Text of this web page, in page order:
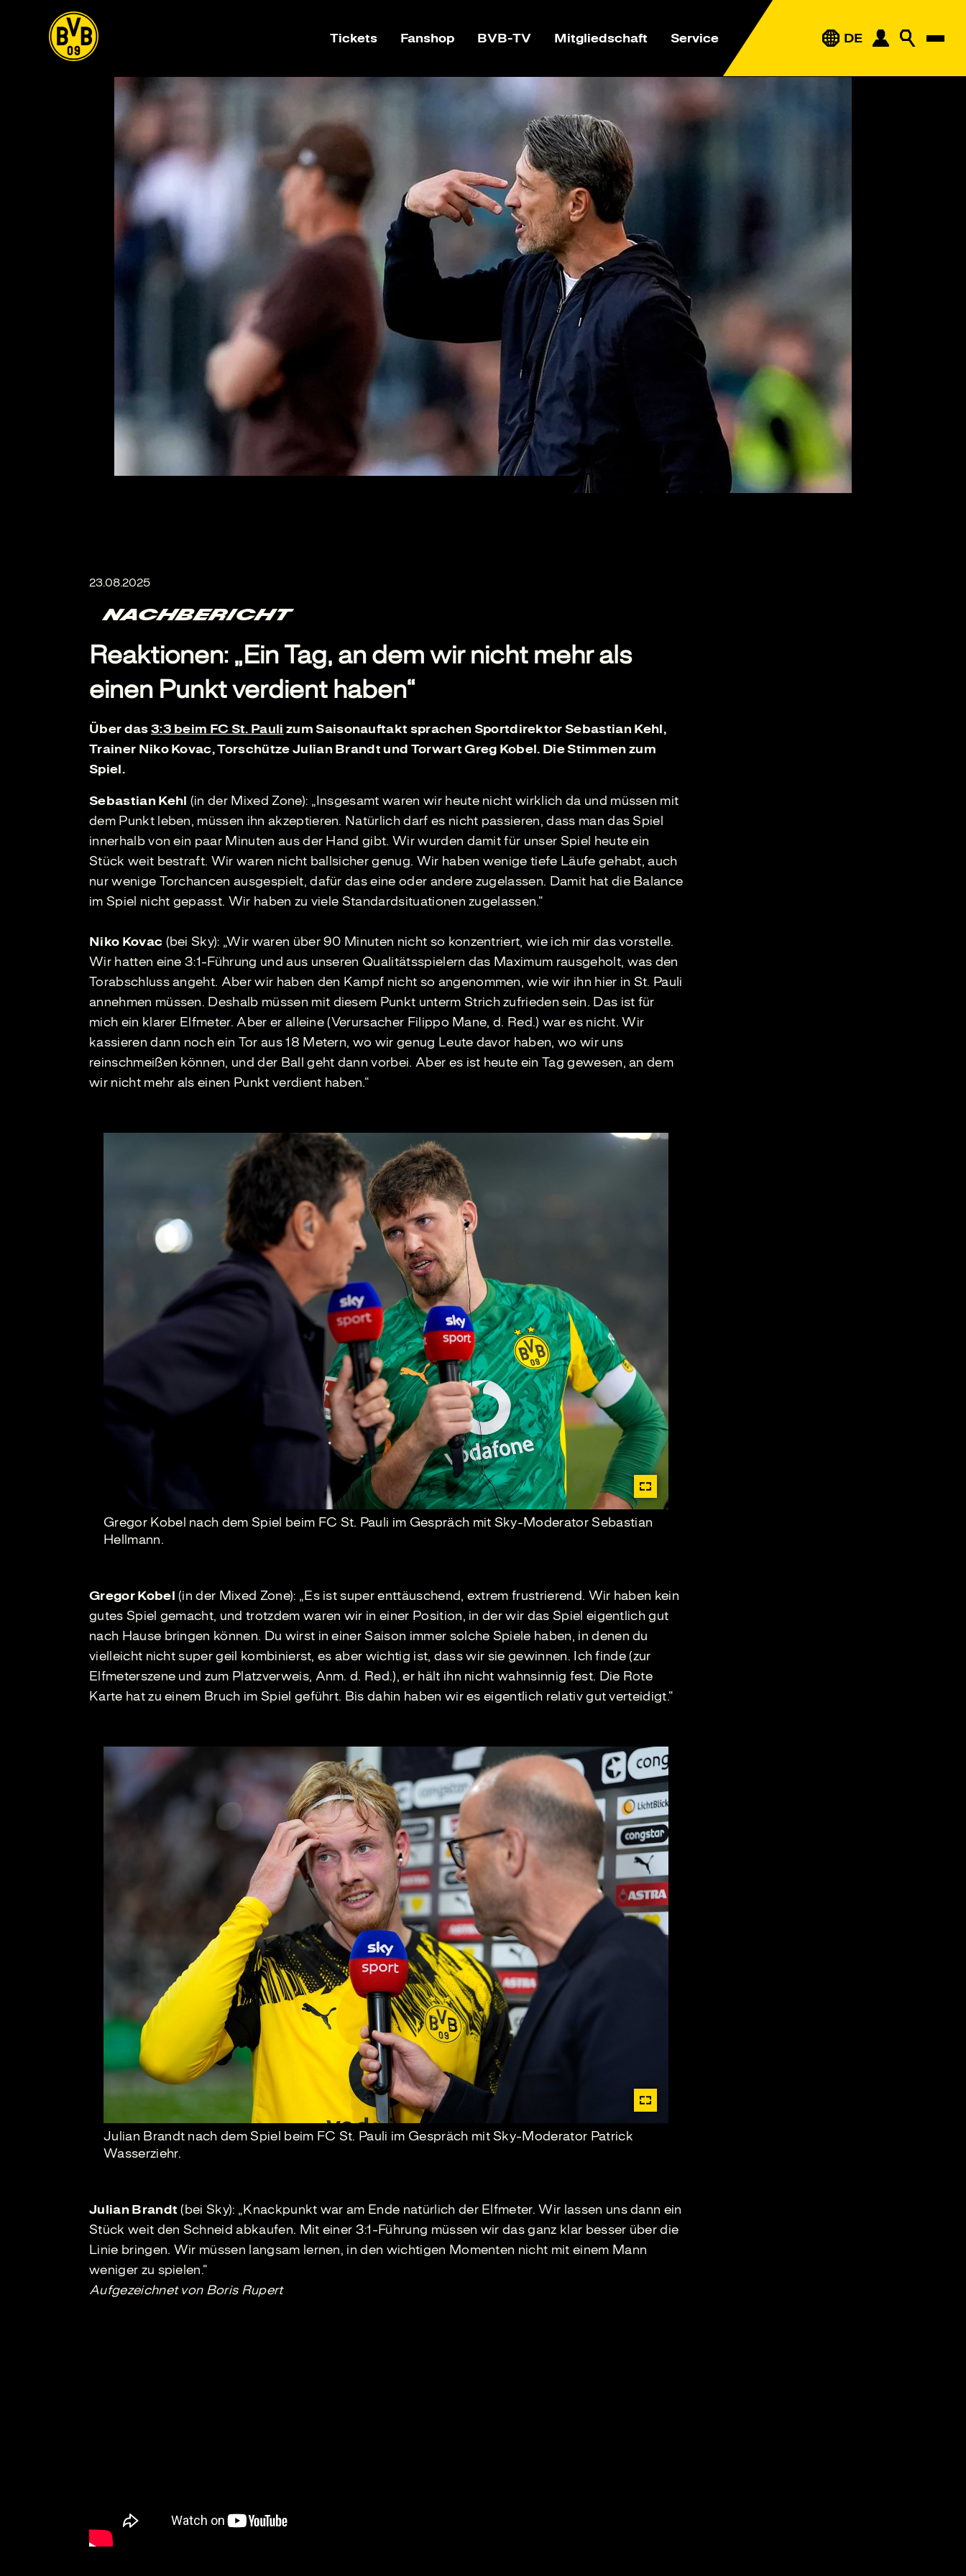
Tickets Fanshop BVB-TV Mitgliedschaft Service DE
NACHBERICHT
Reaktionen: „Ein Tag, an dem wir nicht mehr als
einen Punkt verdient haben“
Über das3:3 beim FC St. Pauli zum Saisonauftakt sprachen Sportdirektor Sebastian Kehl,
Trainer Niko Kovac, Torschütze Julian Brandt und Torwart Greg Kobel. Die Stimmen zum
Spiel.
Sebastian Kehl (in der Mixed Zone): „Insgesamt waren wir heute nicht wirklich da und müssen mit
dem Punkt leben, müssen ihn akzeptieren. Natürlich darf es nicht passieren, dass man das Spiel
innerhalb von ein paar Minuten aus der Hand gibt. Wir wurden damit für unser Spiel heute ein
Stück weit bestraft. Wir waren nicht ballsicher genug. Wir haben wenige tiefe Läufe gehabt, auch
nur wenige Torchancen ausgespielt, dafür das eine oder andere zugelassen. Damit hat die Balance
im Spiel nicht gepasst. Wir haben zu viele Standardsituationen zugelassen.“
Niko Kovac (bei Sky): „Wir waren über 90 Minuten nicht so konzentriert, wie ich mir das vorstelle.
Wir hatten eine 3:1-Führung und aus unseren Qualitätsspielern das Maximum rausgeholt, was den
Torabschluss angeht. Aber wir haben den Kampf nicht so angenommen, wie wir ihn hier in St. Pauli
annehmen müssen. Deshalb müssen mit diesem Punkt unterm Strich zufrieden sein. Das ist für
mich ein klarer Elfmeter. Aber er alleine (Verursacher Filippo Mane, d. Red.) war es nicht. Wir
kassieren dann noch ein Tor aus 18 Metern, wo wir genug Leute davor haben, wo wir uns
reinschmeißen können, und der Ball geht dann vorbei. Aber es ist heute ein Tag gewesen, an dem
wir nicht mehr als einen Punkt verdient haben.“
Gregor Kobel nach dem Spiel beim FC St. Pauli im Gespräch mit Sky-Moderator Sebastian
Hellmann.
Gregor Kobel (in der Mixed Zone): „Es ist super enttäuschend, extrem frustrierend. Wir haben kein
gutes Spiel gemacht, und trotzdem waren wir in einer Position, in der wir das Spiel eigentlich gut
nach Hause bringen können. Du wirst in einer Saison immer solche Spiele haben, in denen du
vielleicht nicht super geil kombinierst, es aber wichtig ist, dass wir sie gewinnen. Ich finde (zur
Elfmeterszene und zum Platzverweis, Anm. d. Red.), er hält ihn nicht wahnsinnig fest. Die Rote
Karte hat zu einem Bruch im Spiel geführt. Bis dahin haben wir es eigentlich relativ gut verteidigt.“
Julian Brandt nach dem Spiel beim FC St. Pauli im Gespräch mit Sky-Moderator Patrick
Wasserziehr.
Julian Brandt (bei Sky): „Knackpunkt war am Ende natürlich der Elfmeter. Wir lassen uns dann ein
Stück weit den Schneid abkaufen. Mit einer 3:1-Führung müssen wir das ganz klar besser über die
Linie bringen. Wir müssen langsam lernen, in den wichtigen Momenten nicht mit einem Mann
weniger zu spielen.“
Aufgezeichnet von Boris Rupert